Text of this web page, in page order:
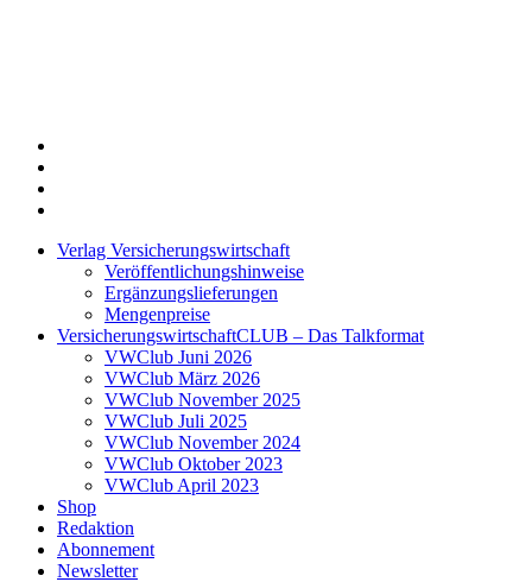
Verlag Versicherungswirtschaft
Veröffentlichungshinweise
Ergänzungslieferungen
Mengenpreise
VersicherungswirtschaftCLUB – Das Talkformat
VWClub Juni 2026
VWClub März 2026
VWClub November 2025
VWClub Juli 2025
VWClub November 2024
VWClub Oktober 2023
VWClub April 2023
Shop
Redaktion
Abonnement
Newsletter